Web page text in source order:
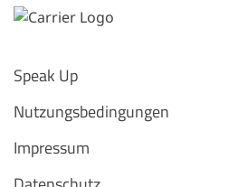
Speak Up
Nutzungsbedingungen
Impressum